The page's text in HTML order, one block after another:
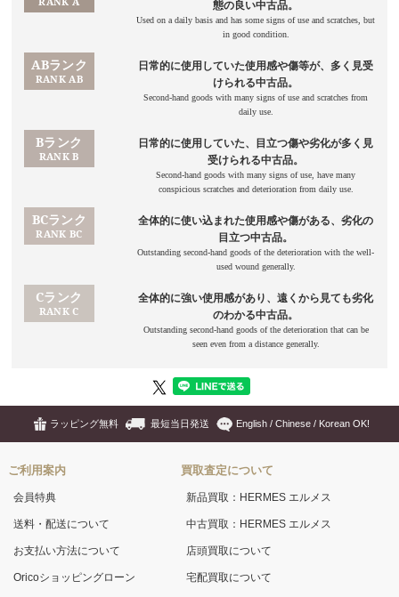
ラッピング無料 最短当日発送 English / Chinese / Korean OK!
ご利用案内
会員特典
送料・配送について
お支払い方法について
Oricoショッピングローン
買取査定について
新品買取：HERMES エルメス
中古買取：HERMES エルメス
店頭買取について
宅配買取について